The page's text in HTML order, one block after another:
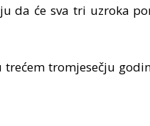
da će sva tri uzroka
tromjesečju